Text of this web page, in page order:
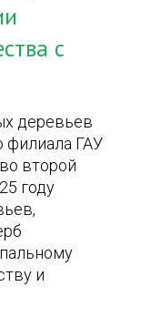
с
деревьев
филиала ГАУ
второй
году
и